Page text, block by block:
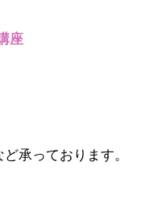
座
承っております。